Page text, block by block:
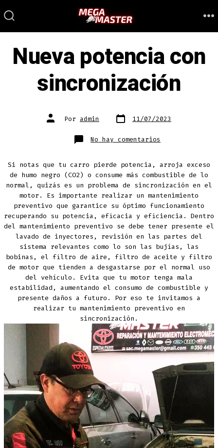
al
Nueva potencia con
sincronización
Autor
de Por admin Fecha
de 11/07/2023
No hay comentarios
Nueva
sincronización
Si notas que tu carro pierde potencia, arroja exceso
de humo negro (CO2) o consume más combustible de lo
normal, quizás es un problema de sincronización en el
motor. Es importante realizar un mantenimiento
preventivo que garantice su óptimo funcionamiento
recuperando su potencia, eficacia y eficiencia. Dentro
del mantenimiento preventivo se debe tener presente el
lavado de inyectores, revisión en las partes del
sistema relevantes como lo son las bujías, las
bobinas, el filtro de aire, filtro de aceite y filtro
de motor que tienden a desgastarse por el normal uso
del vehículo. Evita que tu motor tenga mala
estabilidad, aumentando el consumo de combustible y
presente daños a futuro. Por eso te invitamos a
realizar tu mantenimiento preventivo en
sincronización.